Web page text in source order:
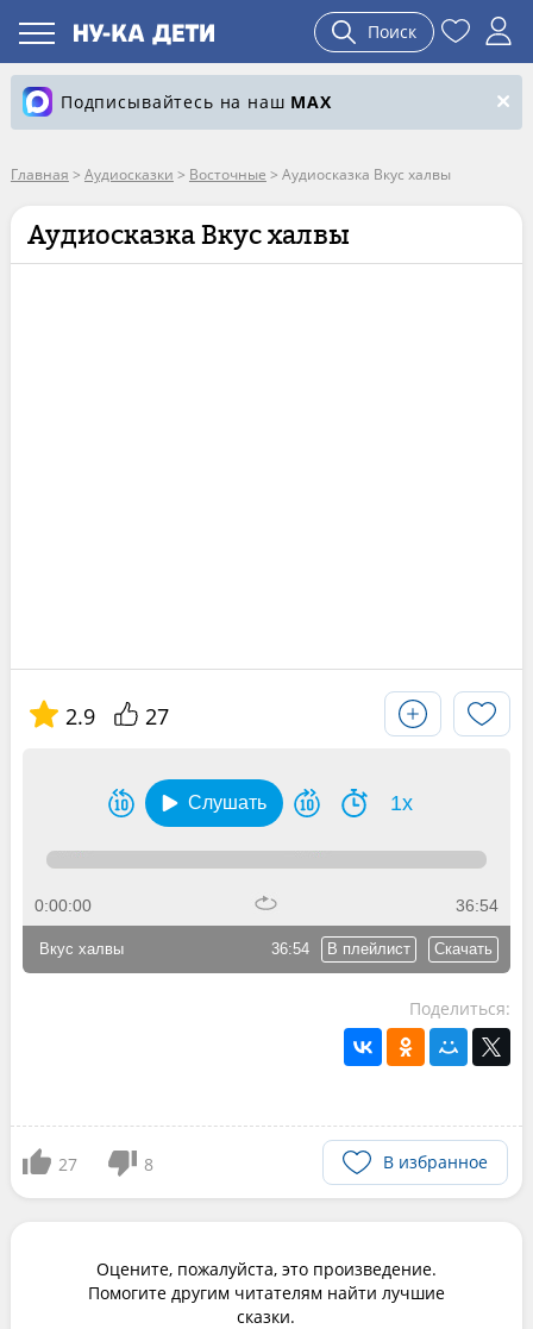
Поиск
Подписывайтесь на наш MAX
Главная > Аудиосказки > Восточные > Аудиосказка Вкус халвы
Аудиосказка Вкус халвы
2.9 27
Слушать 1x
0:00:00 36:54
36:54 В плейлист Скачать
Вкус халвы
Поделиться:
27 8 В избранное
Оцените, пожалуйста, это произведение.
Помогите другим читателям найти лучшие
сказки.